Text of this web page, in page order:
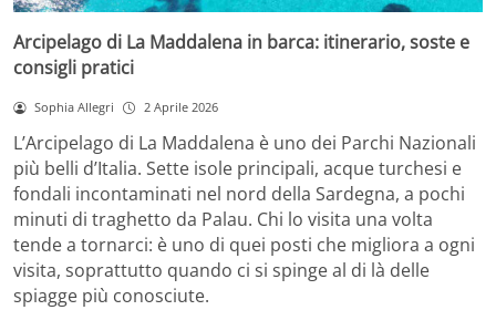
Arcipelago di La Maddalena in barca: itinerario, soste e
consigli pratici
Sophia Allegri 2 Aprile 2026
L’Arcipelago di La Maddalena è uno dei Parchi Nazionali
più belli d’Italia. Sette isole principali, acque turchesi e
fondali incontaminati nel nord della Sardegna, a pochi
minuti di traghetto da Palau. Chi lo visita una volta
tende a tornarci: è uno di quei posti che migliora a ogni
visita, soprattutto quando ci si spinge al di là delle
spiagge più conosciute.